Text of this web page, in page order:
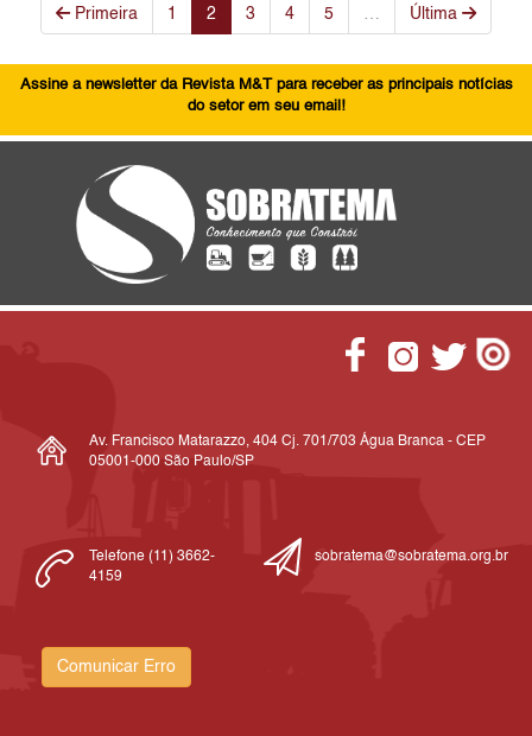
Primeira 1 2 3 4 5 Última
Assine a newsletter da Revista M&T para receber as principais notícias
do setor em seu email!
Av. Francisco Matarazzo, 404 Cj. 701/703 Água Branca - CEP
05001-000 São Paulo/SP
Telefone (11) 3662-
4159
sobratema@sobratema.org.br
Comunicar Erro